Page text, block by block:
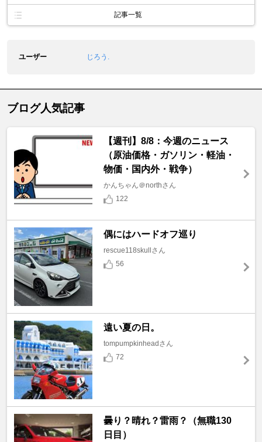
記事一覧
ユーザー じろう.
ブログ人気記事
【週刊】8/8：今週のニュース
（原油価格・ガソリン・軽油・
物価・国内外・戦争）
かんちゃん＠northさん
122
偶にはハードオフ巡り
rescue118skullさん
56
遠い夏の日。
tompumpkinheadさん
72
曇り？晴れ？雷雨？（無職130
日目）